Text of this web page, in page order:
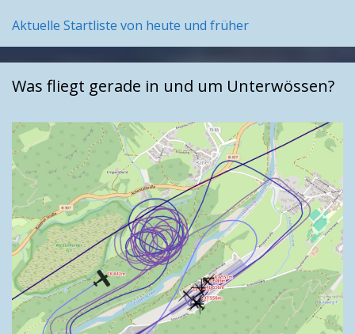
Aktuelle Startliste von heute und früher
Was fliegt gerade in und um Unterwössen?